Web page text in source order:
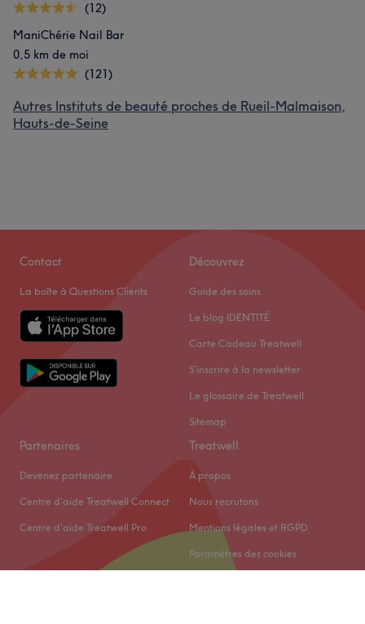
(12)
ManiChérie Nail Bar
0,5 km de moi
(121)
Autres Instituts de beauté proches de Rueil-Malmaison,
Hauts-de-Seine
Contact
La boîte à Questions Clients
Découvrez
Guide des soins
Le blog IDENTITÉ
Carte Cadeau Treatwell
S'inscrire à la newsletter
Le glossaire de Treatwell
Sitemap
Partenaires
Devenez partenaire
Centre d'aide Treatwell Connect
Centre d'aide Treatwell Pro
Treatwell
À propos
Nous recrutons
Mentions légales et RGPD
Paramètres des cookies